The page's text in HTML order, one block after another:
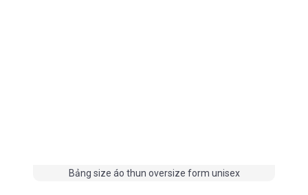
Bảng size áo thun oversize form unisex